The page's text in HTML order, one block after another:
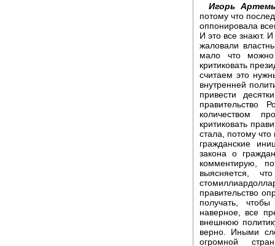
Игорь
потому что
оппонировала
И это все знают.
жаловали
мало что можно
критиковать
считаем это
внутренней
привести
правительство
количеством
критиковать
стала, потому что
гражданские
закона о
комментирую,
выясняется,
правительство
получать,
наверное, все
внешнюю
верно. Иными
огромной